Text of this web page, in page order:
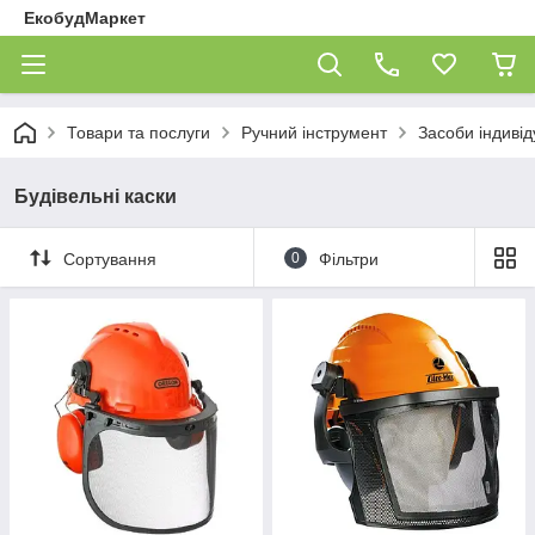
ЕкобудМаркет
Товари та послуги Ручний інструмент Засоби
Будівельні каски
Сортування 0 Фільтри